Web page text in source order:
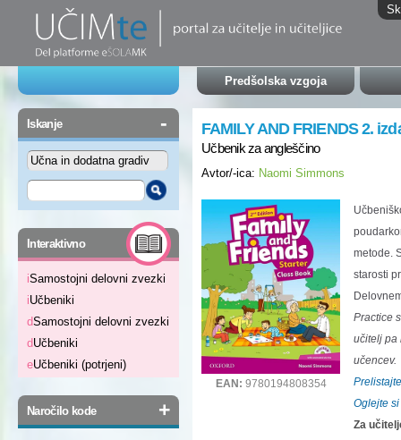
Predšolska vzgoja
Iskanje -
Interaktivno -
iSamostojni delovni zvezki
iUčbeniki
dSamostojni delovni zvezki
dUčbeniki
eUčbeniki (potrjeni)
Naročilo kode +
FAMILY AND FRIENDS 2.
Učbenik za angleščino
Avtor/-ica: Naomi Simmons
EAN: 9780194808354
metode.
starosti
Practice
učitelj pa
učencev.
Oglejte
Za